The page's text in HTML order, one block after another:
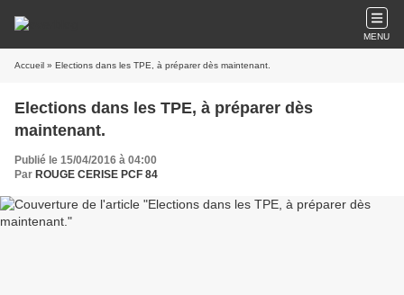
MENU
Accueil » Elections dans les TPE, à préparer dès maintenant.
Elections dans les TPE, à préparer dès
maintenant.
Publié le 15/04/2016 à 04:00
Par ROUGE CERISE PCF 84